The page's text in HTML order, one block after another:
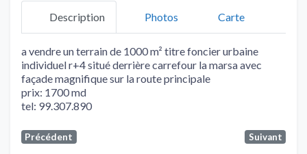
Description Photos Carte
a vendre un terrain de 1000 m² titre foncier urbaine
individuel r+4 situé derrière carrefour la marsa avec
façade magnifique sur la route principale
prix: 1700 md
tel: 99.307.890
Précédent Suivant